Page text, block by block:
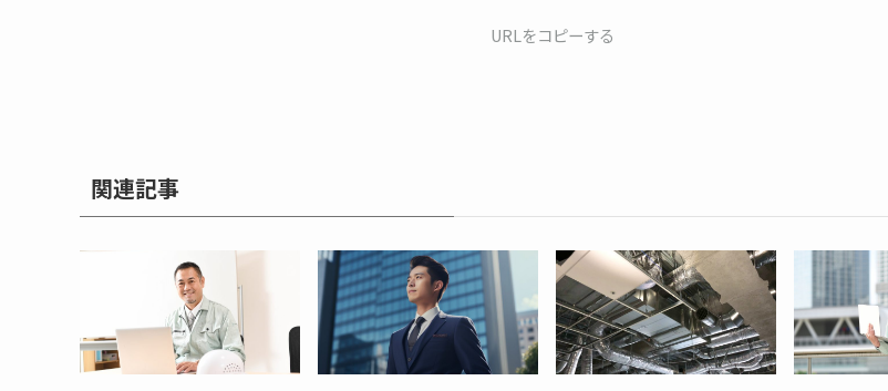
URLをコピーする
関連記事